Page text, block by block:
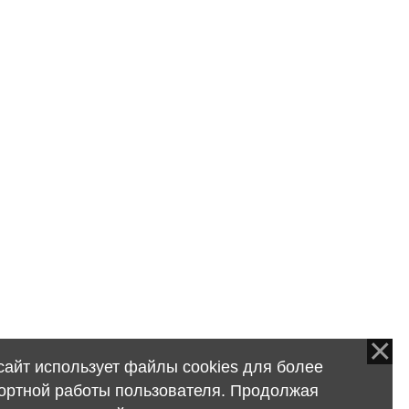
использует файлы cookies для более
работы пользователя. Продолжая